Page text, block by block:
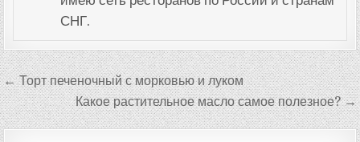
СНГ.
Навигация
по
записям
← Торт печеночный с морковью и луком
Какое растительное масло самое полезное? →